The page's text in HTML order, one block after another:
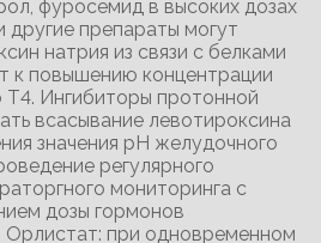
фуросемид в высоких дозах
другие препараты могут
натрия из связи с белками
к повышению концентрации
Т4. Ингибиторы протонной
всасывание левотироксина
значения pH желудочного
регулярного
мониторинга с
дозы гормонов
при одновременном